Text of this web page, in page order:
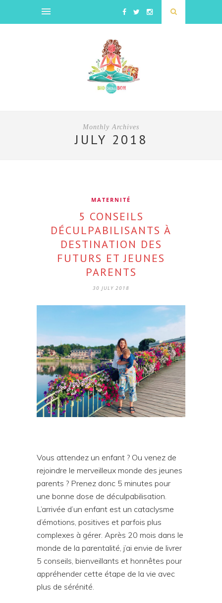
Monthly Archives
JULY 2018
MATERNITÉ
5 CONSEILS
DÉCULPABILISANTS À
DESTINATION DES
FUTURS ET JEUNES
PARENTS
30 JULY 2018
Vous attendez un enfant ? Ou venez de
rejoindre le merveilleux monde des jeunes
parents ? Prenez donc 5 minutes pour
une bonne dose de déculpabilisation.
L’arrivée d’un enfant est un cataclysme
d’émotions, positives et parfois plus
complexes à gérer. Après 20 mois dans le
monde de la parentalité, j’ai envie de livrer
5 conseils, bienveillants et honnêtes pour
appréhender cette étape de la vie avec
plus de sérénité.